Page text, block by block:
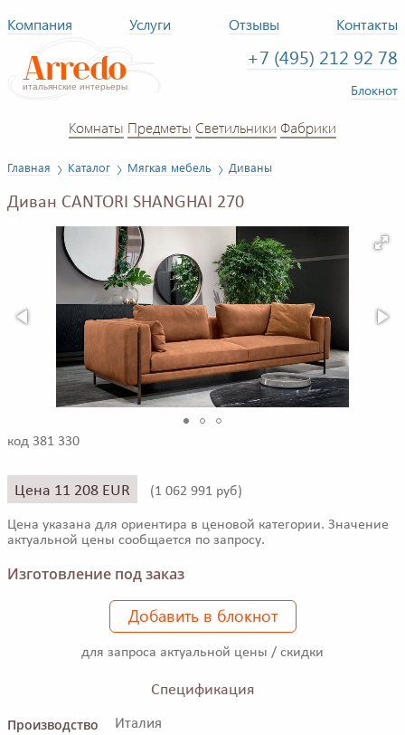
Компания Услуги Отзывы Контакты
+7 (495) 212 92 78
Блокнот
Комнаты Предметы Светильники Фабрики
Главная Каталог Мягкая мебель Диваны
Диван CANTORI SHANGHAI 270
код 381 330
Цена 11 208 EUR (1 062 991 руб)
Цена указана для ориентира в ценовой категории. Значение
актуальной цены сообщается по запросу.
Изготовление под заказ
Добавить в блокнот
для запроса актуальной цены / скидки
Спецификация
Производство
Италия